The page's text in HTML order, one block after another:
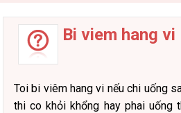
Bi viem hang vi
Toi bi viêm hang vi nếu chi uống
thi co khỏi khổng hay phai uống